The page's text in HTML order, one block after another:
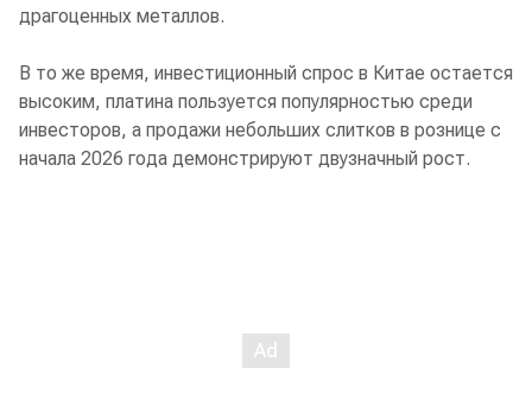
драгоценных металлов.
В то же время, инвестиционный спрос в Китае остается
высоким, платина пользуется популярностью среди
инвесторов, а продажи небольших слитков в рознице с
начала 2026 года демонстрируют двузначный рост.